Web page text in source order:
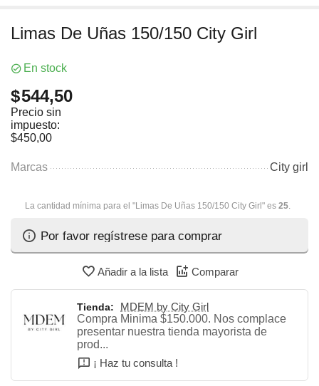
Limas De Uñas 150/150 City Girl
En stock
$544,50
Precio sin
impuesto:
$450,00
Marcas City girl
La cantidad mínima para el "Limas De Uñas 150/150 City Girl" es 25.
Por favor regístrese para comprar
Añadir a la lista Comparar
Tienda:
MDEM by City Girl
Compra Minima $150.000. Nos complace
presentar nuestra tienda mayorista de
prod...
¡ Haz tu consulta !